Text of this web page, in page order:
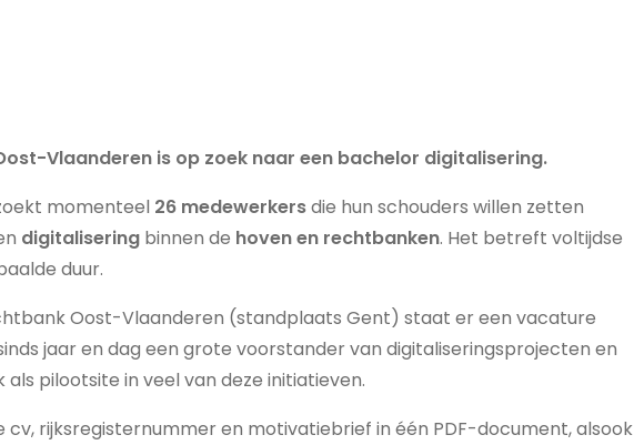
Vlaanderen is op zoek naar een bachelor digitalisering.
momenteel 26 medewerkersdie hun schouders willen zetten
digitalisering binnen de hoven en rechtbanken. Het betreft voltijdse
duur.
Oost-Vlaanderen (standplaats Gent) staat er een vacature
jaar en dag een grote voorstander van digitaliseringsprojecten en
pilootsite in veel van deze initiatieven.
cv, rijksregisternummer en motivatiebrief in één PDF-document, alsook